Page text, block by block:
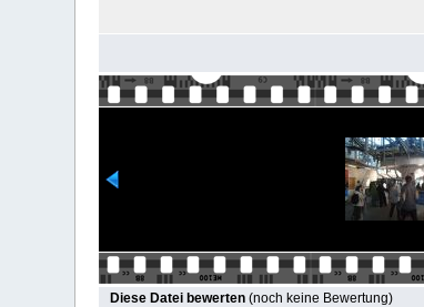
Diese Datei bewerten(noch keine Bewertung)